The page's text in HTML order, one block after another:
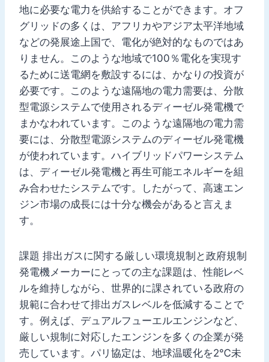
地に必要な電力を供給することができます。オフ
グリッドの多くは、アフリカやアジア太平洋地域
などの発展途上国で、電化が絶対的なものではあ
りません。このような地域で100％電化を実現す
るために送電網を敷設するには、かなりの投資が
必要です。このような遠隔地の電力需要は、分散
型電源システムで使用されるディーゼル発電機で
まかなわれています。このような遠隔地の電力需
要には、分散型電源システムのディーゼル発電機
が使われています。ハイブリッドパワーシステム
は、ディーゼル発電機と再生可能エネルギーを組
み合わせたシステムです。したがって、高速エン
ジン市場の成長には十分な機会があると言えま
す。
課題 排出ガスに関する厳しい環境規制と政府規制
発電機メーカーにとっての主な課題は、性能レベ
ルを維持しながら、世界的に課されている政府の
規範に合わせて排出ガスレベルを低減することで
す。例えば、デュアルフューエルエンジンなど、
厳しい規制に対応したエンジンを多くの企業が発
売しています。パリ協定は、地球温暖化を2℃未